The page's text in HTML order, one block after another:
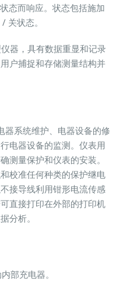
态而响应。状态包括施加
关状态。
器，具有数据重显和记录
户捕捉和存储测量结构并
系统维护、电器设备的修
电器设备的监测。仪表用
测量保护和仪表的安装。
校准任何种类的保护继电
接导线利用钳形电流传感
直接打印在外部的打印机
分析。
部充电器。